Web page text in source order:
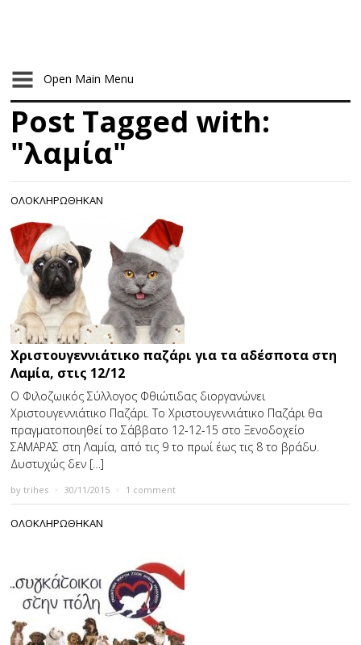
Open Main Menu
Post Tagged with:
"λαμία"
ΟΛΟΚΛΗΡΩΘΗΚΑΝ
Χριστουγεννιάτικο παζάρι για τα αδέσποτα στη
Λαμία, στις 12/12
Ο Φιλοζωικός Σύλλογος Φθιώτιδας διοργανώνει
Χριστουγεννιάτικο Παζάρι. Το Χριστουγεννιάτικο Παζάρι θα
πραγματοποιηθεί το Σάββατο 12-12-15 στο Ξενοδοχείο
ΣΑΜΑΡΑΣ στη Λαμία, από τις 9 το πρωί έως τις 8 το βράδυ.
Δυστυχώς δεν […]
bytrihes 30/11/2015 1 comment
ΟΛΟΚΛΗΡΩΘΗΚΑΝ